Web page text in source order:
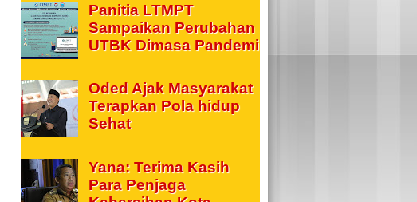
Panitia LTMPT
Sampaikan Perubahan
UTBK Dimasa Pandemi
Oded Ajak Masyarakat
Terapkan Pola hidup
Sehat
Yana: Terima Kasih
Para Penjaga